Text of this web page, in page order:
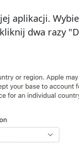
aplikacji.
dwa razy